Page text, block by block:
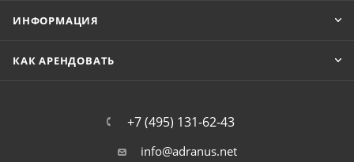
ИНФОРМАЦИЯ
КАК АРЕНДОВАТЬ
+7 (495) 131-62-43
info@adranus.net